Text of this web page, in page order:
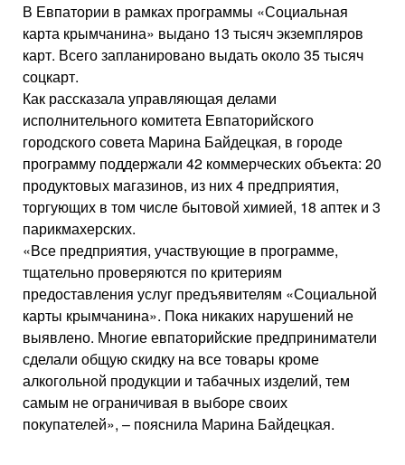
В Евпатории в рамках программы «Социальная
карта крымчанина» выдано 13 тысяч экземпляров
карт. Всего запланировано выдать около 35 тысяч
соцкарт.
Как рассказала управляющая делами
исполнительного комитета Евпаторийского
городского совета Марина Байдецкая, в городе
программу поддержали 42 коммерческих объекта: 20
продуктовых магазинов, из них 4 предприятия,
торгующих в том числе бытовой химией, 18 аптек и 3
парикмахерских.
«Все предприятия, участвующие в программе,
тщательно проверяются по критериям
предоставления услуг предъявителям «Социальной
карты крымчанина». Пока никаких нарушений не
выявлено. Многие евпаторийские предприниматели
сделали общую скидку на все товары кроме
алкогольной продукции и табачных изделий, тем
самым не ограничивая в выборе своих
покупателей», – пояснила Марина Байдецкая.